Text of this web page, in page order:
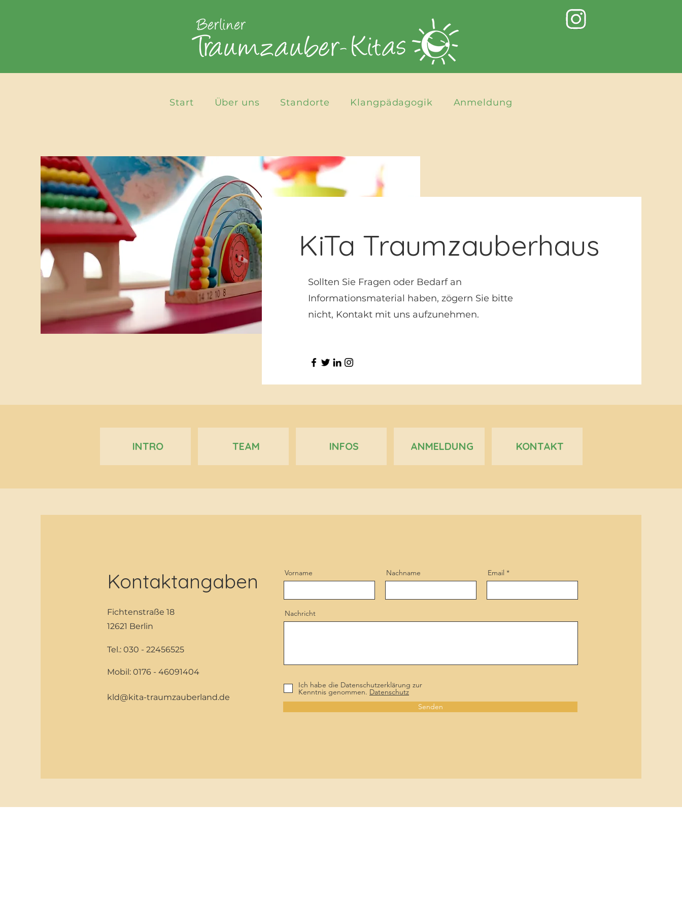
Start Über uns Standorte Klangpädagogik Anmeldung
KiTa Traumzauberhaus
Sollten Sie Fragen oder Bedarf an
Informationsmaterial haben, zögern Sie bitte
nicht, Kontakt mit uns aufzunehmen.
INTRO TEAM INFOS ANMELDUNG KONTAKT
Kontaktangaben
Fichtenstraße 18
12621 Berlin
Tel.: 030 - 22456525
Mobil: 0176 - 46091404
kld@kita-traumzauberland.de
Vorname Nachname Email
Nachricht
Ich habe die Datenschutzerklärung zur
Kenntnis genommen. Datenschutz
Senden